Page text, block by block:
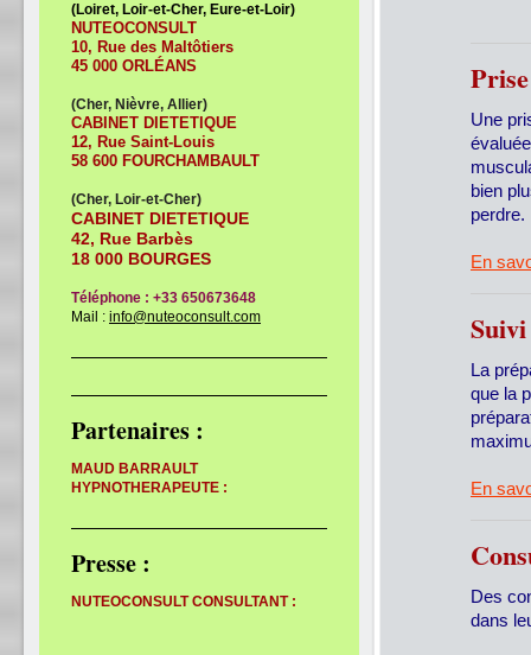
Une
bien
perdre.
En
La
que la
En
Des
dans
(Loiret, Loir-et-Cher, Eure-et-Loir)
NUTEOCONSULT
10, Rue des Maltôtiers
45 000 ORLÉANS
(Cher, Nièvre, Allier)
CABINET DIETETIQUE
12, Rue Saint-Louis
58 600 FOURCHAMBAULT
(Cher, Loir-et-Cher)
CABINET DIETETIQUE
42, Rue Barbès
18 000 BOURGES
Téléphone : +33 650673648
Mail : info@nuteoconsult.com
Partenaires :
MAUD BARRAULT
HYPNOTHERAPEUTE :
Presse :
NUTEOCONSULT CONSULTANT :